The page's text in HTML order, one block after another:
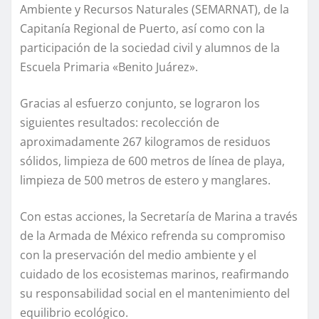
Ambiente y Recursos Naturales (SEMARNAT), de la
Capitanía Regional de Puerto, así como con la
participación de la sociedad civil y alumnos de la
Escuela Primaria «Benito Juárez».
Gracias al esfuerzo conjunto, se lograron los
siguientes resultados: recolección de
aproximadamente 267 kilogramos de residuos
sólidos, limpieza de 600 metros de línea de playa,
limpieza de 500 metros de estero y manglares.
Con estas acciones, la Secretaría de Marina a través
de la Armada de México refrenda su compromiso
con la preservación del medio ambiente y el
cuidado de los ecosistemas marinos, reafirmando
su responsabilidad social en el mantenimiento del
equilibrio ecológico.